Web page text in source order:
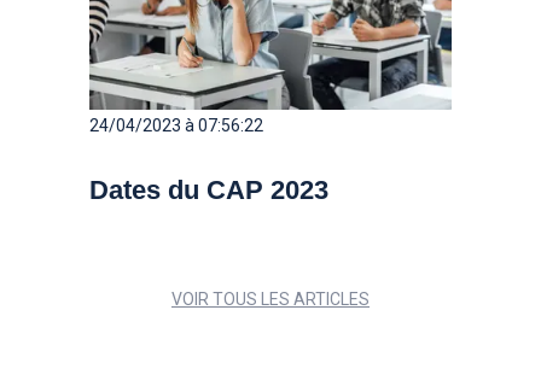
24/04/2023 à 07:56:22
Dates du CAP 2023
VOIR TOUS LES ARTICLES